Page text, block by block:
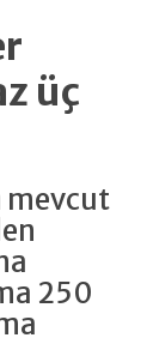
üç
mevcut
250